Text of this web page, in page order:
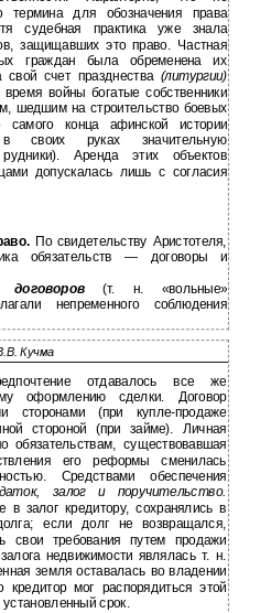
термина для обозначения права
судебная практика уже знала
защищавших это право. Частная
граждан была обременена их
свой счет празднества (литургии)
войны богатые собственники
шедшим на строительство боевых
самого конца афинской истории
в своих руках значительную
рудники). Аренда этих объектов
допускалась лишь с согласия
По свидетельству Аристотеля,
обязательств — договоры и
договоров(т. н. «вольные»
непременного соблюдения
Кучма
отдавалось все же
оформлению сделки. Договор
сторонами (при купле-продаже
стороной (при займе). Личная
обязательствам, существовавшая
его реформы сменилась
Средствами обеспечения
залог и поручительство.
залог кредитору, сохранялись в
если долг не возвращался,
свои требования путем продажи
недвижимости являлась т. н.
земля оставалась во владении
мог распорядиться этой
срок.